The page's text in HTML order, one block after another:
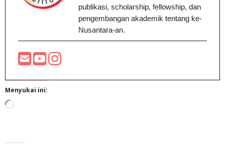
publikasi, scholarship, fellowship, dan
pengembangan akademik tentang ke-
Nusantara-an.
Menyukai ini:
Memuat...